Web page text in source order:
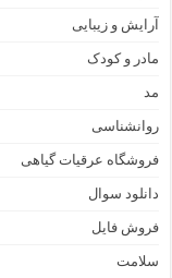
آرایش و زیبایی
مادر و کودک
مد
روانشناسی
فروشگاه عرقیات گیاهی
دانلود سوال
فروش فایل
سلامت